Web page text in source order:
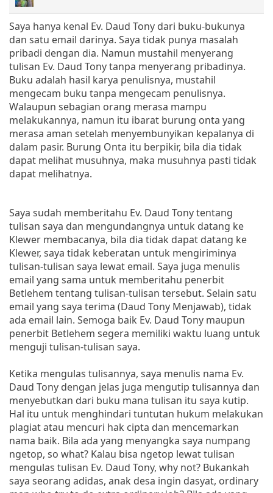
Saya hanya kenal Ev. Daud Tony dari buku-bukunya
dan satu email darinya. Saya tidak punya masalah
pribadi dengan dia. Namun mustahil menyerang
tulisan Ev. Daud Tony tanpa menyerang pribadinya.
Buku adalah hasil karya penulisnya, mustahil
mengecam buku tanpa mengecam penulisnya.
Walaupun sebagian orang merasa mampu
melakukannya, namun itu ibarat burung onta yang
merasa aman setelah menyembunyikan kepalanya di
dalam pasir. Burung Onta itu berpikir, bila dia tidak
dapat melihat musuhnya, maka musuhnya pasti tidak
dapat melihatnya.
Saya sudah memberitahu Ev. Daud Tony tentang
tulisan saya dan mengundangnya untuk datang ke
Klewer membacanya, bila dia tidak dapat datang ke
Klewer, saya tidak keberatan untuk mengiriminya
tulisan-tulisan saya lewat email. Saya juga menulis
email yang sama untuk memberitahu penerbit
Betlehem tentang tulisan-tulisan tersebut. Selain satu
email yang saya terima (Daud Tony Menjawab), tidak
ada email lain. Semoga baik Ev. Daud Tony maupun
penerbit Betlehem segera memiliki waktu luang untuk
menguji tulisan-tulisan saya.
Ketika mengulas tulisannya, saya menulis nama Ev.
Daud Tony dengan jelas juga mengutip tulisannya dan
menyebutkan dari buku mana tulisan itu saya kutip.
Hal itu untuk menghindari tuntutan hukum melakukan
plagiat atau mencuri hak cipta dan mencemarkan
nama baik. Bila ada yang menyangka saya numpang
ngetop, so what? Kalau bisa ngetop lewat tulisan
mengulas tulisan Ev. Daud Tony, why not? Bukankah
saya seorang adidas, anak desa ingin dasyat, ordinary